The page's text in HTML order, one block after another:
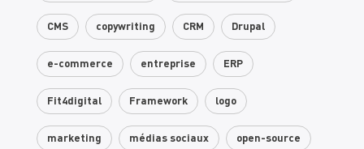
CMS copywriting CRM Drupal
e-commerce entreprise ERP
Fit4digital Framework logo
marketing médias sociaux open-source